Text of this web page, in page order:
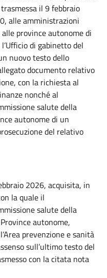
il 9 febbraio
alle amministrazioni
province autonome di
di gabinetto del
nuovo testo dello
documento relativo
con la richiesta al
nonché al
salute della
autonome di un
del relativo
2026, acquisita, in
la quale il
salute della
autonome,
prevenzione e sanità
sull’ultimo testo del
con la citata nota